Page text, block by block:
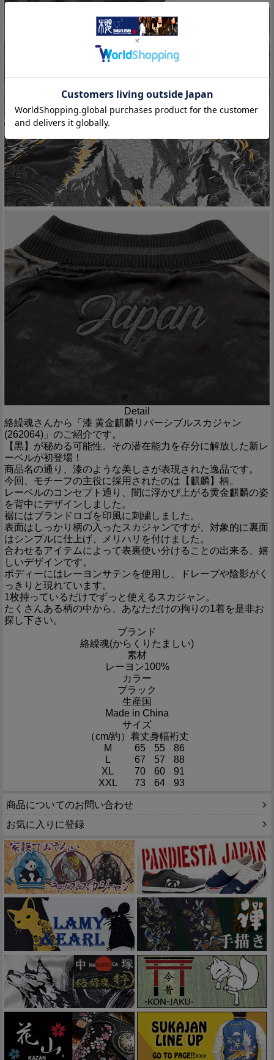
Detail
絡繰魂さんから「漆 黄金麒麟リバーシブルスカジャン
(262064)」のご紹介です。
【黒】が秘める可能性。その潜在能力を存分に解放した新レ
ーベルが初登場！
商品名の通り、漆のような美しさが表現された逸品です。
今回、モチーフの主役に採用されたのは【麒麟】柄。
レーベルのコンセプト通り、闇に浮かび上がる黄金麒麟の姿
を背中にデザインしました。
裾にはブランドロゴを印風に刺繍しました。
表面はしっかり柄の入ったスカジャンですが、対象的に裏面
はシンプルに仕上げ、メリハリを付けました。
合わせるアイテムによって表裏使い分けることの出来る、嬉
しいデザインです。
ボディーにはレーヨンサテンを使用し、ドレープや陰影がく
っきりと現れています。
1枚持っているだけでずっと使えるスカジャン。
たくさんある柄の中から、あなただけの拘りの1着を是非お
探し下さい。
ブランド
絡繰魂(からくりたましい)
素材
レーヨン100%
カラー
ブラック
生産国
Made in China
サイズ
（cm/約） 着丈身幅裄丈
M
65 55
86
L
67 57
88
XL
70 60
91
XXL
73 64 93
商品についてのお問い合わせ
お気に入りに登録